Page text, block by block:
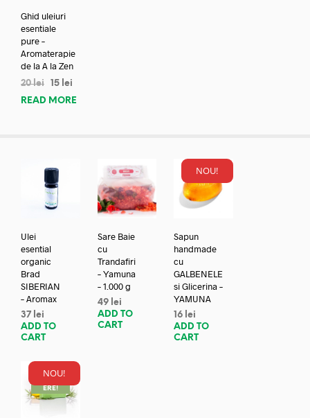
Ghid uleiuri
esentiale
pure –
Aromaterapie
de la A la Zen
20lei 15 lei
READ MORE
Ulei
esential
organic
Brad
SIBERIAN
– Aromax
37 lei
ADD TO
CART
Sare Baie
cu
Trandafiri
– Yamuna
– 1.000 g
49 lei
ADD TO
CART
NOU!
Sapun
handmade
cu
GALBENELE
si Glicerina –
YAMUNA
16 lei
ADD TO
CART
NOU!
REDUC
ERE!